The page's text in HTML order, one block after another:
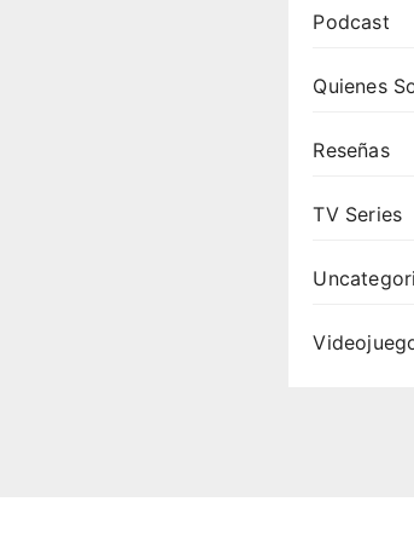
Podcast
Quienes
Reseñas
TV Series